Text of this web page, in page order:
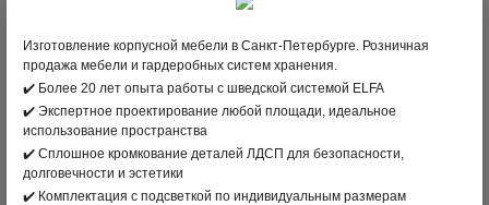
БОЛЕЕ 500 ДЕКОРОВ И
ФРЕЗЕРОВОК
чтобы создать то самое мебельное
решение, которое вам нужно и
которое по-настоящему хочется
Изготовление корпусной мебели в Санкт-Петербурге. Розничная
продажа мебели и гардеробных систем хранения.
✔️ Более 20 лет опыта работы с шведской системой ELFA
✔️ Экспертное проектирование любой площади, идеальное
использование пространства
✔️ Сплошное кромкование деталей ЛДСП для безопасности,
долговечности и эстетики
✔️ Комплектация с подсветкой по индивидуальным размерам